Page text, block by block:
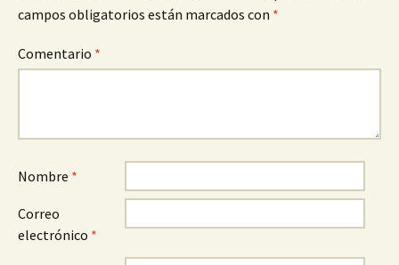
campos obligatorios están marcados con *
Comentario *
Nombre *
Correo
electrónico *